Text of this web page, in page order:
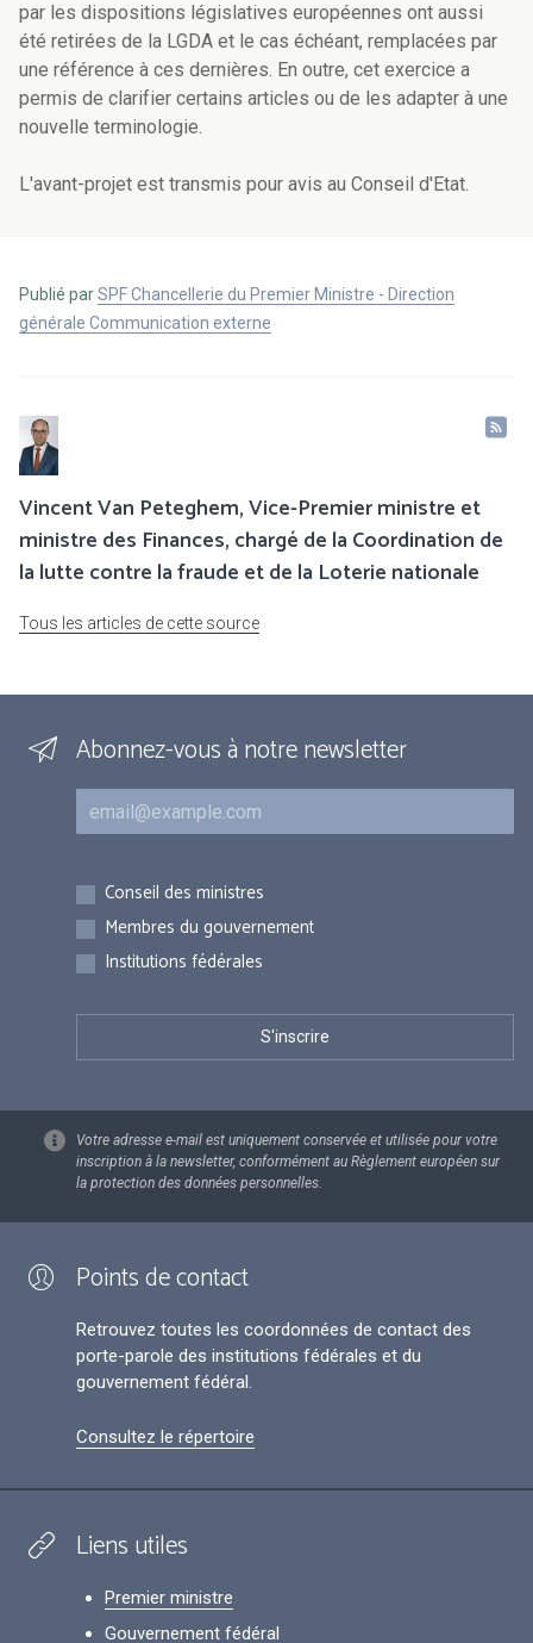
par les dispositions législatives européennes ont aussi
été retirées de la LGDA et le cas échéant, remplacées par
une référence à ces dernières. En outre, cet exercice a
permis de clarifier certains articles ou de les adapter à une
nouvelle terminologie.
L'avant-projet est transmis pour avis au Conseil d'Etat.
Publié parSPF Chancellerie du Premier Ministre - Direction
générale Communication externe
Vincent Van Peteghem, Vice-Premier ministre et
ministre des Finances, chargé de la Coordination de
la lutte contre la fraude et de la Loterie nationale
Tous les articles de cette source
Abonnez-vous à notre newsletter
Courriel
Inscriptions
Conseil des ministres
Membres du gouvernement
Institutions fédérales
Votre adresse e-mail est uniquement conservée et utilisée pour votre
inscription à la newsletter, conformément au Règlement européen sur
la protection des données personnelles.
Points de contact
Retrouvez toutes les coordonnées de contact des
porte-parole des institutions fédérales et du
gouvernement fédéral.
Consultez le répertoire
Liens utiles
Premier ministre
Gouvernement fédéral